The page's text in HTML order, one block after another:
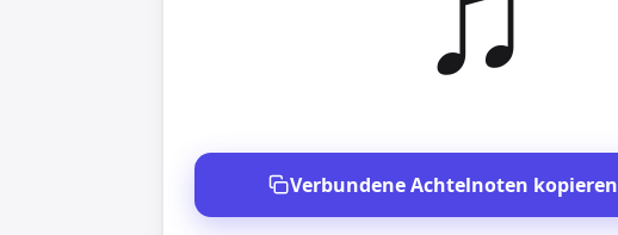
Verbundene Achtelnoten kopieren